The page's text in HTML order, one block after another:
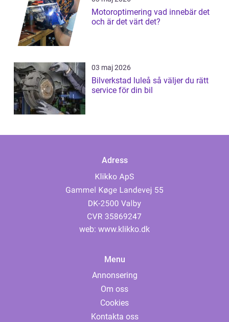
Motoroptimering vad innebär det
och är det värt det?
03 maj 2026
Bilverkstad luleå så väljer du rätt
service för din bil
Adress
web: www.klikko.dk
Menu
Annonsering
Om oss
Cookies
Kontakta oss